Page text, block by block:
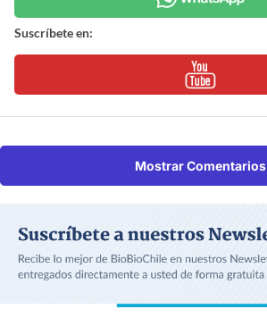
Suscríbete en:
Mostrar Comentarios